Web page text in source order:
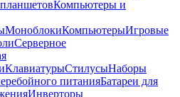
Компьютеры и
МоноблокиКомпьютерыИгровые
Серверное
КлавиатурыСтилусыНаборы
питанияБатареи для
Инверторы